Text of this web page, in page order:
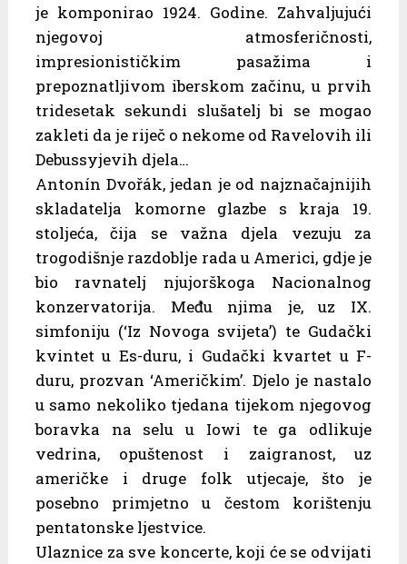
je komponirao 1924. Godine. Zahvaljujući
njegovoj atmosferičnosti,
impresionističkim pasažima i
prepoznatljivom iberskom začinu, u prvih
tridesetak sekundi slušatelj bi se mogao
zakleti da je riječ o nekome od Ravelovih ili
Debussyjevih djela…
Antonín Dvořák, jedan je od najznačajnijih
skladatelja komorne glazbe s kraja 19.
stoljeća, čija se važna djela vezuju za
trogodišnje razdoblje rada u Americi, gdje je
bio ravnatelj njujorškoga Nacionalnog
konzervatorija. Među njima je, uz IX.
simfoniju (‘Iz Novoga svijeta’) te Gudački
kvintet u Es-duru, i Gudački kvartet u F-
duru, prozvan ‘Američkim’. Djelo je nastalo
u samo nekoliko tjedana tijekom njegovog
boravka na selu u Iowi te ga odlikuje
vedrina, opuštenost i zaigranost, uz
američke i druge folk utjecaje, što je
posebno primjetno u čestom korištenju
pentatonske ljestvice.
Ulaznice za sve koncerte, koji će se odvijati